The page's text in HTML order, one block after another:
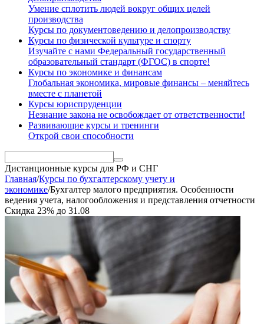
Умение сплотить людей вокруг общих целей
производства
Курсы по документоведению и делопроизводству
Курсы по физической культуре и спорту
Изучайте с нами Федеральный государственный
образовательный стандарт (ФГОС) в спорте!
Курсы по экономике и финансам
Глобальная экономика, мировые финансы – меняйтесь
вместе с планетой
Курсы юриспруденции
Незнание закона не освобождает от ответственности!
Развивающие курсы и тренинги
Открой свои способности
Дистанционные курсы для РФ и СНГ
Главная/Курсы по бухгалтерскому учету и
экономике/Бухгалтер малого предприятия. Особенности
ведения учета, налогообложения и представления отчетности
Скидка 23% до 31.08